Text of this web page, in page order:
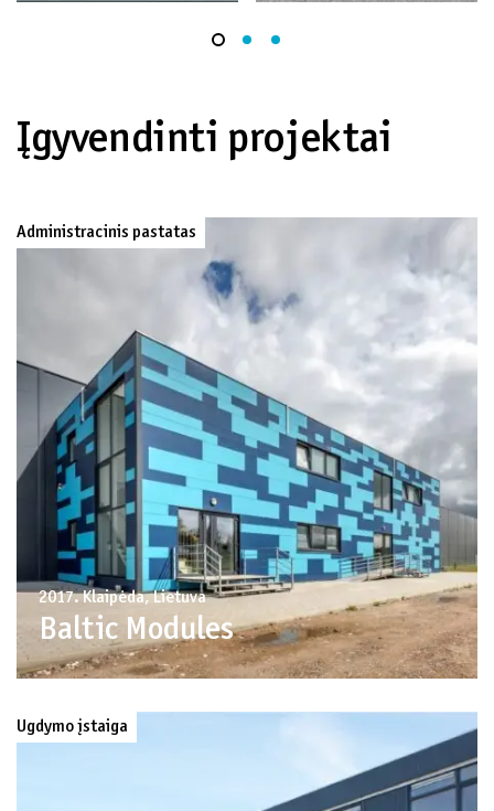
Įgyvendinti projektai
Administracinis pastatas
2017. Klaipėda, Lietuva
Baltic Modules
Ugdymo įstaiga